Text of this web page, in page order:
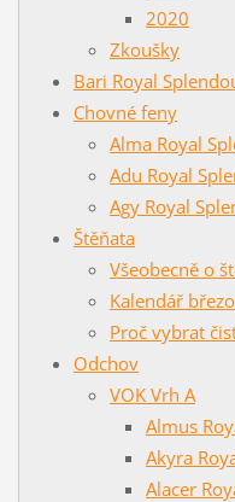
2020
Zkoušky
Bari Royal
Chovné feny
Alma Royal
Adu Royal
Agy Royal
Štěňata
Všeobecně o
Kalendář
Proč vybrat
Odchov
VOK Vrh A
Almus
Akyra
Alacer